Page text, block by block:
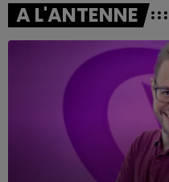
A L'ANTENNE